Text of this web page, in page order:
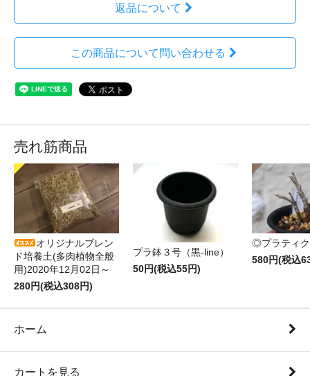
返品について
この商品について問い合わせる
売れ筋商品
オリジナルブレン
ド培養土(多肉植物全般
用)2020年12月02日～
280円(税込308円)
プラ鉢３号（黒-line）
50円(税込55円)
◎プラティ
580円(税込
ホーム
カートを見る